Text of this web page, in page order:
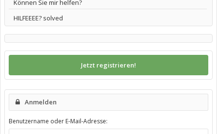
Können Sie mir helfen?
HILFEEEE? solved
Jetzt registrieren!
Anmelden
Benutzername oder E-Mail-Adresse: